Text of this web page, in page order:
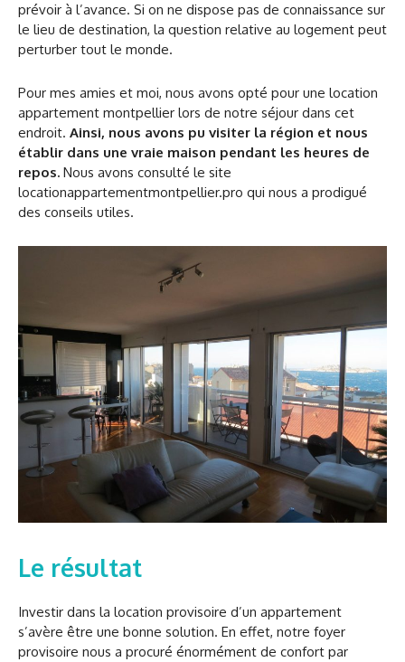
prévoir à l’avance. Si on ne dispose pas de connaissance sur
le lieu de destination, la question relative au logement peut
perturber tout le monde.
Pour mes amies et moi, nous avons opté pour une location
appartement montpellier lors de notre séjour dans cet
endroit. Ainsi, nous avons pu visiter la région et nous
établir dans une vraie maison pendant les heures de
repos. Nous avons consulté le site
locationappartementmontpellier.pro qui nous a prodigué
des conseils utiles.
Le résultat
Investir dans la location provisoire d’un appartement
s’avère être une bonne solution. En effet, notre foyer
provisoire nous a procuré énormément de confort par